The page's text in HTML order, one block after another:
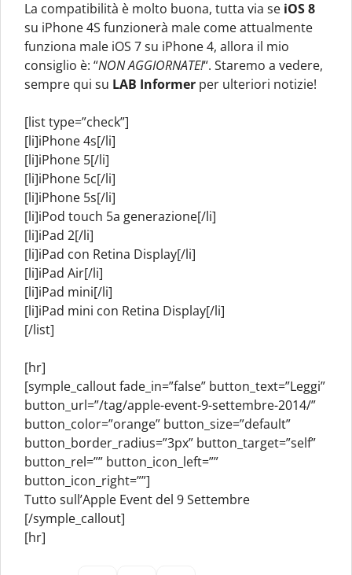
La compatibilità è molto buona, tutta via se iOS 8
su iPhone 4S funzionerà male come attualmente
funziona male iOS 7 su iPhone 4, allora il mio
consiglio è: “NON AGGIORNATE!“. Staremo a vedere,
sempre qui su LAB Informer per ulteriori notizie!
[list type=”check”]
[li]iPhone 4s[/li]
[li]iPhone 5[/li]
[li]iPhone 5c[/li]
[li]iPhone 5s[/li]
[li]iPod touch 5a generazione[/li]
[li]iPad 2[/li]
[li]iPad con Retina Display[/li]
[li]iPad Air[/li]
[li]iPad mini[/li]
[li]iPad mini con Retina Display[/li]
[/list]
[hr]
[symple_callout fade_in=”false” button_text=”Leggi”
button_url=”/tag/apple-event-9-settembre-2014/”
button_color=”orange” button_size=”default”
button_border_radius=”3px” button_target=”self”
button_rel=”” button_icon_left=””
button_icon_right=””]
Tutto sull’Apple Event del 9 Settembre
[/symple_callout]
[hr]